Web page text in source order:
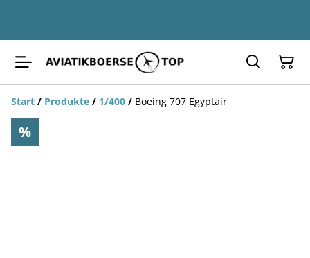
Start / Produkte / 1/400 / Boeing 707 Egyptair
%